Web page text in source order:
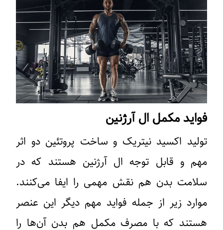
فواید مکمل ال آرژنین
تولید اکسید نیتریک و ساخت پروتئین دو اثر
مهم و قابل توجه ال آرژنین هستند که در
سلامت بدن هم نقش مهمی را ایفا می‌کنند.
موارد زیر از جمله فواید مهم دیگر این عنصر
هستند که با مصرف مکمل هم بدن آن‌ها را